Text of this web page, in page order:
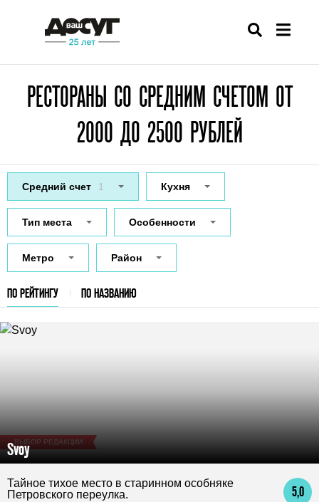
РЕСТОРАНЫ СО СРЕДНИМ СЧЕТОМ ОТ
2000 ДО 2500 РУБЛЕЙ
Средний счет 1 Кухня
Тип места Особенности
Метро Район
ПО РЕЙТИНГУ ПО НАЗВАНИЮ
ВЫБОР РЕДАКЦИИ
Svoy
5,0
Тайное тихое место в старинном особняке
Петровского переулка.